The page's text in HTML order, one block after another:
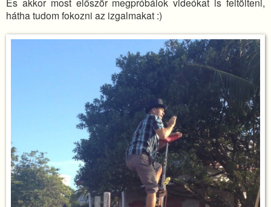
hátha tudom fokozni az izgalmakat :)